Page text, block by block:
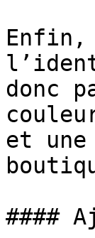
Enfin,
donc
et
####